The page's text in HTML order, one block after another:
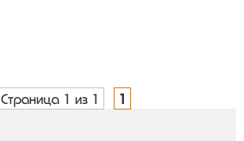
Страница 1 из 1 1